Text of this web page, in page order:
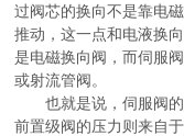
过阀芯的换向不是靠电
推动，这一点和电液换
是电磁换向阀，而伺服
或射流管阀。
也就是说，伺服阀的
前置级阀的压力则来自